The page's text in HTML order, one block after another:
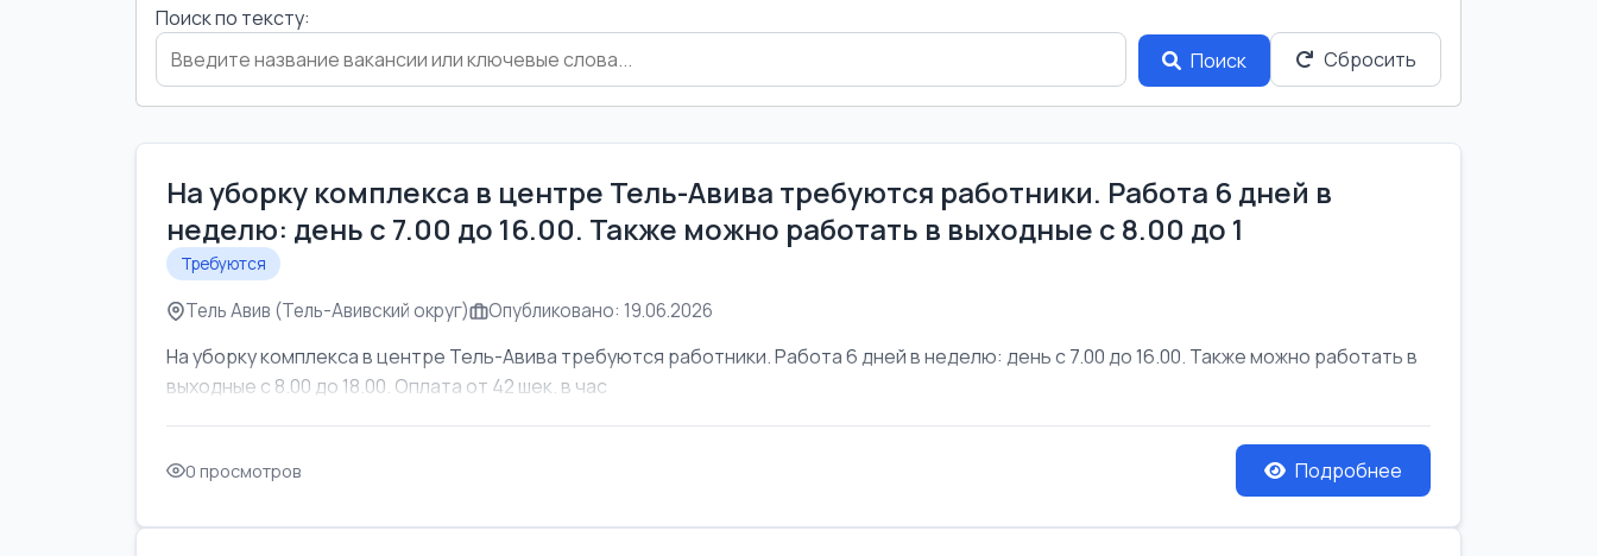
Поиск по тексту:
Поиск
Сбросить
На уборку комплекса в центре Тель-Авива требуются работники. Работа 6 дней в
неделю: день с 7.00 до 16.00. Также можно работать в выходные с 8.00 до 1
Требуются
Тель Авив (Тель-Авивский округ) Опубликовано: 19.06.2026
На уборку комплекса в центре Тель-Авива требуются работники. Работа 6 дней в неделю: день с 7.00 до 16.00. Также можно работать в
выходные с 8.00 до 18.00. Оплата от 42 шек. в час
0 просмотров Подробнее